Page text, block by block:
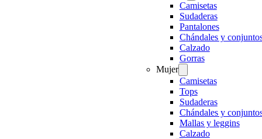
Camisetas
Sudaderas
Pantalones
Chándales y
Calzado
Gorras
Mujer
Camisetas
Tops
Sudaderas
Chándales y
Mallas y leggins
Calzado